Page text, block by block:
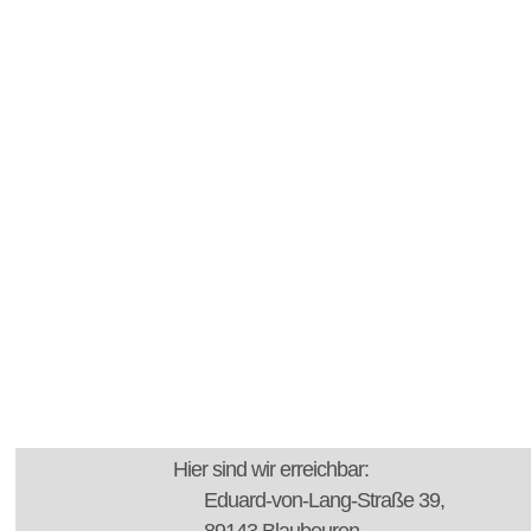
Hier sind wir erreichbar:
Eduard-von-Lang-Straße 39,